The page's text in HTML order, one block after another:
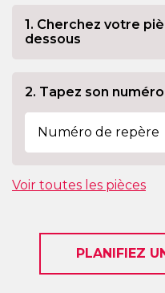
1. Cherchez votre
dessous
2. Tapez son
Voir toutes les pièces
PLANIFIEZ